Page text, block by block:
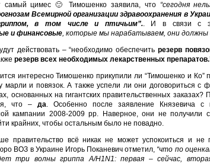
цимес 🙂 Тимошенко заявила, что “сегодня
Всемирной организации здравоохранения в
в том числе и птичьим”.. И в связи с
и финансовые, которые мы нарабатываем, они должны
действовать – “необходимо обеспечить резерв
резерв всех необходимых лекарственных
интересно Тимошенко прикупили ли “Тимошенко и Ко”
марли и повязок. А также успели ли они договориться с
основанных на гигантских правительственных
что – да. Особенно после заявление Князевича с
кампании 2008-2009 рр. Наверное, они не получили
крайних, чтобы остальным было не повадно.
правительство всё никак не может успокоиться и не
ВОЗ в Украине Игорь Поканевич отметил, “что по
три волны гриппа A/H1N1: первая – сейчас,